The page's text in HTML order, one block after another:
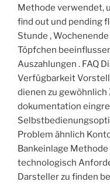
Methode verwendet,
find out und pending
Stunde ,
Töpfchen
Auszahlungen . FAQ
Verfügbarkeit
dienen zu
dokumentation
Problem ähnlich
Bankeinlage
technologisch
Darsteller zu finden